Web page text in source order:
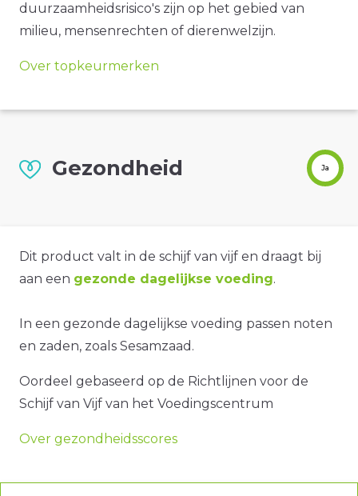
duurzaamheidsrisico's zijn op het gebied van
milieu, mensenrechten of dierenwelzijn.
Over topkeurmerken
Gezondheid Ja
Dit product valt in de schijf van vijf en draagt bij
aan een gezonde dagelijkse voeding.
In een gezonde dagelijkse voeding passen noten
en zaden, zoals Sesamzaad.
Oordeel gebaseerd op de Richtlijnen voor de
Schijf van Vijf van het Voedingscentrum
Over gezondheidsscores